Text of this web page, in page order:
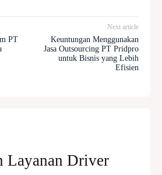
PT
Next article
Keuntungan Menggunakan
Jasa Outsourcing PT Pridpro
untuk Bisnis yang Lebih
Efisien
Layanan Driver